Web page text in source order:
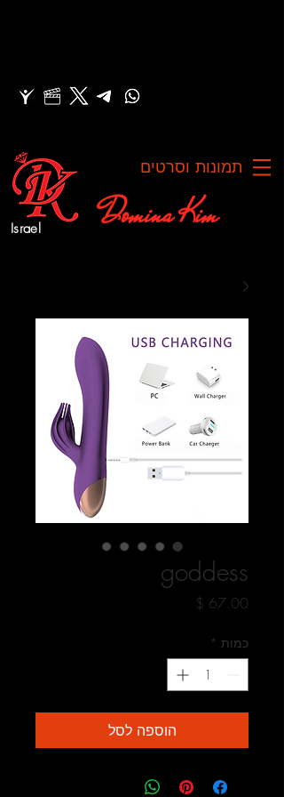
תמונות וסרטים
Domina Kim
Israel
goddess
כמות *
הוספה לסל